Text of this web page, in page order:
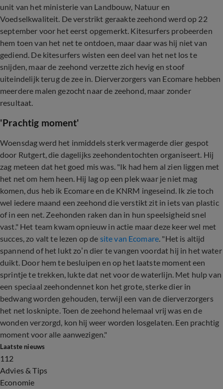
unit van het ministerie van Landbouw, Natuur en
Voedselkwaliteit. De verstrikt geraakte zeehond werd op 22
september voor het eerst opgemerkt. Kitesurfers probeerden
hem toen van het net te ontdoen, maar daar was hij niet van
gediend. De kitesurfers wisten een deel van het net los te
snijden, maar de zeehond verzette zich hevig en stoof
uiteindelijk terug de zee in. Dierverzorgers van Ecomare hebben
meerdere malen gezocht naar de zeehond, maar zonder
resultaat.
'Prachtig moment'
Woensdag werd het inmiddels sterk vermagerde dier gespot
door Rutgert, die dagelijks zeehondentochten organiseert. Hij
zag meteen dat het goed mis was. "Ik had hem al zien liggen met
het net om hem heen. Hij lag op een plek waar je niet mag
komen, dus heb ik Ecomare en de KNRM ingeseind. Ik zie toch
wel iedere maand een zeehond die verstikt zit in iets van plastic
of in een net. Zeehonden raken dan in hun speelsigheid snel
vast." Het team kwam opnieuw in actie maar deze keer wel met
succes, zo valt te lezen op de site van Ecomare. "Het is altijd
spannend of het lukt zo’n dier te vangen voordat hij in het water
duikt. Door hem te besluipen en op het laatste moment een
sprintje te trekken, lukte dat net voor de waterlijn. Met hulp van
een speciaal zeehondennet kon het grote, sterke dier in
bedwang worden gehouden, terwijl een van de dierverzorgers
het net losknipte. Toen de zeehond helemaal vrij was en de
wonden verzorgd, kon hij weer worden losgelaten. Een prachtig
moment voor alle aanwezigen."
Laatste nieuws
112
Advies & Tips
Economie